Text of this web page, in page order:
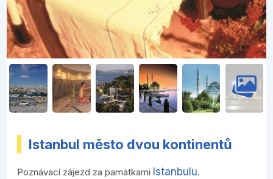
Istanbul město dvou kontinentů
Poznávací zájezd za památkami Istanbulu.